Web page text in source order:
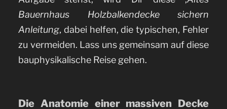
Bauernhaus Holzbalkendecke sichern
Anleitung‚ dabei helfen, die typischen, Fehler
zu vermeiden. Lass uns gemeinsam auf diese
bauphysikalische Reise gehen.
Die Anatomie einer massiven Decke